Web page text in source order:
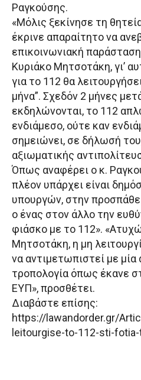
Ραγκούσης.
«Μόλις ξεκίνησε τη
έκρινε απαραίτητο να
επικοινωνιακή
Κυριάκο Μητσοτάκη, γι’
για το 112 θα
μήνα”. Σχεδόν 2 μήνες
εκδηλώνονται, το 112
ενδιάμεσο, ούτε καν
σημειώνει, σε δήλωσή
αξιωματικής
Όπως αναφέρει ο κ.
πλέον υπάρχει είναι
υπουργών, στην
ο ένας στον άλλο την
φιάσκο με το 112».
Μητσοτάκη, η μη
να αντιμετωπιστεί με μία
τροπολογία όπως έκανε
ΕΥΠ», προσθέτει.
Διαβάστε επίσης:
https://lawandorder.gr/
leitourgise-to-112-sti-